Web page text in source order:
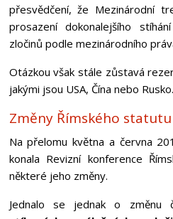
přesvědčení, že Mezinárodní
prosazení dokonalejšího
zločinů podle mezinárodního
Otázkou však stále zůstavá
jakými jsou USA, Čína nebo
Změny Římského statutu
Na přelomu května a června
konala Revizní konference
některé jeho změny.
Jednalo se jednak o